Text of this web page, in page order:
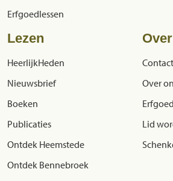
Erfgoedlessen
Lezen
HeerlijkHeden
Nieuwsbrief
Boeken
Publicaties
Ontdek Heemstede
Ontdek Bennebroek
Contact
Over
Lid